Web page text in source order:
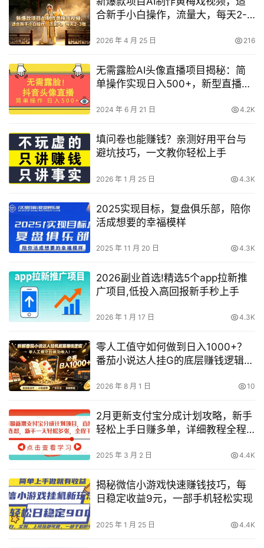
合新手小白操作，流量大，每天2-3
2026 年 4 月 25 日 216
无需露脸AI头像直播项目揭秘：简
单操作实现日入500+，新型直播模
2024 年 6 月 21 日 4.2K
填问卷也能赚钱？亲测好用平台与
避坑技巧，一文教你轻松上手
2026 年 1 月 25 日 4.3K
2025实现目标，复盘俱乐部，陪你
活成想要的幸福模样
2025 年 11 月 20 日 4.3K
2026副业首选!精选5个app拉新推
广项目,低投入高回报新手秒上手
2026 年 1 月 17 日 4.3K
零人工值守如何做到日入1000+？
番茄小说达人挂G的底层赚钱逻辑深
2026 年 8 月 1 日 10
2月更新支付宝分成计划攻略，新手
轻松上手日赚多单，详细教程全程
2025 年 3 月 2 日 4.4K
揭秘微信小游戏快速赚钱技巧，每
日稳定收益9元，一部手机轻松实现
2025 年 1 月 25 日 4.4K